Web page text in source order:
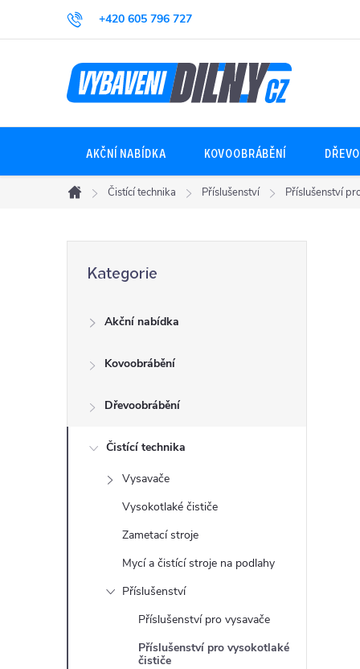
+420 605 796 727
AKČNÍ NABÍDKA KOVOOBRÁBĚNÍ
Domů
Čistící technika Příslušenství Příslušenství
r
kategorie
Kategorie
Akční nabídka
Kovoobrábění
Dřevoobrábění
Čistící technika
Vysavače
Vysokotlaké čističe
Zametací stroje
Mycí a čistící stroje na podlahy
Příslušenství
Příslušenství pro vysavače
Příslušenství pro vysokotlaké
čističe